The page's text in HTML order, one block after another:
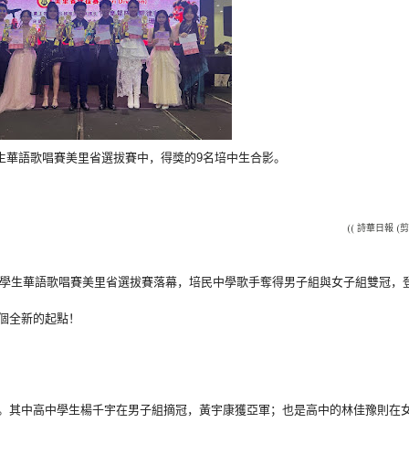
語歌唱賽美里省選拔賽中， 得獎的9名培中生合影。
(( 詩華日報 (
生華語歌唱賽美里省選拔賽落幕，培民中學歌手奪得男子組與女子組雙冠，
全新的起點！
其中高中學生楊千宇在男子組摘冠，黃宇康獲亞軍； 也是高中的林佳豫則在